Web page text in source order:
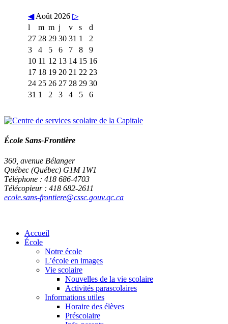
◀ Août 2026 ▷
l
m m j v s
d
27 28 29 30 31 1
2
3
4 5 6 7 8
9
10 11 12 13 14 15 16
17 18 19 20 21 22 23
24 25 26 27 28 29 30
31 1 2 3 4 5 6
École Sans-Frontière
360, avenue Bélanger
Québec (Québec) G1M 1W1
Téléphone : 418 686-4703
Télécopieur : 418 682-2611
ecole.sans-frontiere@cssc.gouv.qc.ca
Accueil
École
Notre école
L’école en images
Vie scolaire
Nouvelles de la vie scolaire
Activités parascolaires
Informations utiles
Horaire des élèves
Préscolaire